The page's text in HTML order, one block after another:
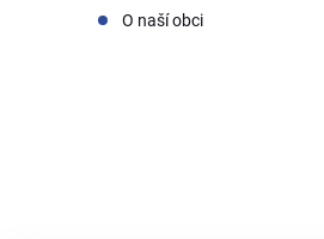
O naší obci